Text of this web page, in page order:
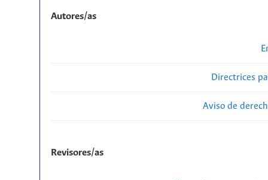
Autores/as
Directrices
Aviso de
Revisores/as